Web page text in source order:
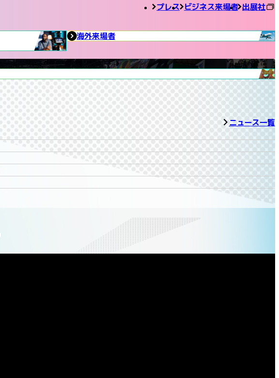
プレス ビジネス来場者 出展社
海外来場者
ニュース一覧